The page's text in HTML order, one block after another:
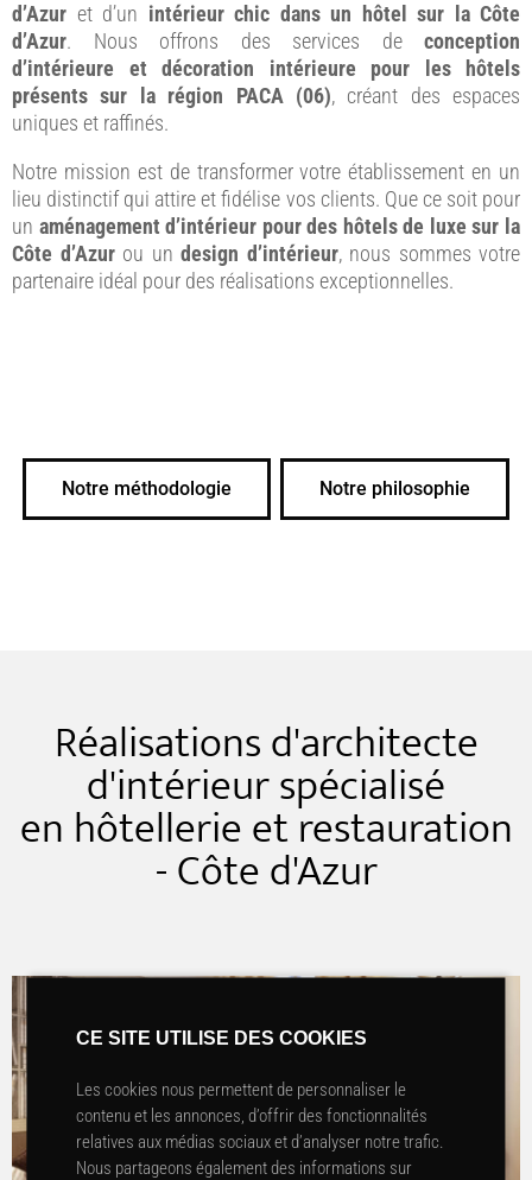
d’Azur et d’un intérieur chic dans un hôtel sur la Côte
d’Azur. Nous offrons des services de conception
d’intérieure et décoration intérieure pour les hôtels
présents sur la région PACA (06), créant des espaces
uniques et raffinés.
Notre mission est de transformer votre établissement en un
lieu distinctif qui attire et fidélise vos clients. Que ce soit pour
un aménagement d’intérieur pour des hôtels de luxe sur la
Côte d’Azurou un design d’intérieur, nous sommes votre
partenaire idéal pour des réalisations exceptionnelles.
Notre méthodologie Notre philosophie
Réalisations d'architecte
d'intérieur spécialisé
en hôtellerie et restauration
- Côte d'Azur
CE SITE UTILISE DES COOKIES
Les cookies nous permettent de personnaliser le
contenu et les annonces, d’offrir des fonctionnalités
relatives aux médias sociaux et d’analyser notre trafic.
Nous partageons également des informations sur